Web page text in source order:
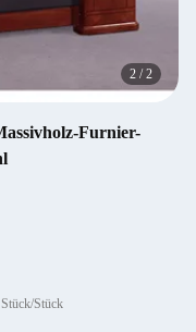
2 /2
Furnier-
Stück